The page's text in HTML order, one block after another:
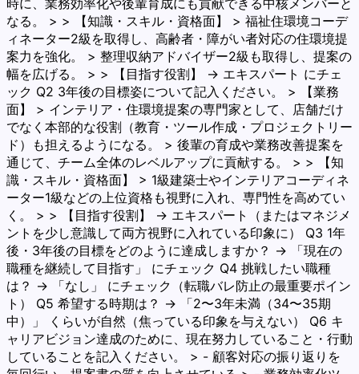
時に、業務効率化や後輩育成にも貢献できる中核メンバーと
なる。 > > 【知識・スキル・資格面】 > 福祉住環境コーデ
ィネーター2級を取得し、高齢者・障がい者対応の住環境提
案力を強化。 > 整理収納アドバイザー2級も取得し、提案の
幅を広げる。 > > 【目指す役割】 → エキスパート にチェ
ック Q2 3年後の目標姿について記入ください。 > 【業務
面】 > インテリア・住環境提案の専門家として、店舗だけ
でなく本部的な役割（教育・ツール作成・プロジェクトリー
ド）も担えるようになる。 > 後輩の育成や業務改善提案を
通じて、チーム全体のレベルアップに貢献する。 > > 【知
識・スキル・資格面】 > 1級建築士やインテリアコーディネ
ーター1級などの上位資格も視野に入れ、専門性を高めてい
く。 > > 【目指す役割】 → エキスパート（またはマネジメ
ントを少し意識して両方視野に入れている印象に） Q3 1年
後・3年後の目標をどのように達成しますか？ → 「現在の
職種を継続して目指す」 にチェック Q4 挑戦したい職種
は？ → 「なし」 にチェック（転職バレ防止の最重要ポイン
ト） Q5 希望する時期は？ → 「2〜3年未満（34〜35期
中）」 くらいが自然（焦っている印象を与えない） Q6 キ
ャリアビジョン達成のために、現在努力していること・行動
していることを記入ください。 > - 顧客対応の振り返りを